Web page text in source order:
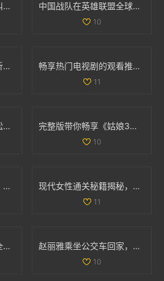
花荫露第十七回：感情纠葛与命运交错的奇妙旅程 中国战队在英雄联盟全球总决赛中的表现与名单分析
10
探索数字世界：深度解析35与дода的奇妙结合 畅享热门电视剧的观看推荐，77777免费观看尽在其中
11
快手点赞服务推广：轻松获取双重点赞的自助平台指南 完整版带你畅享《姑娘3》精彩剧情与国语配音全纪录
10
小女孩全系列在线观看，畅享高清精彩内容尽在掌握 现代女性通关秘籍揭秘，如何轻松完成文字找茬挑战
11
探索海棠的奇幻世界：全新游戏体验等你来揭晓 赵丽雅乘坐公交车回家，展现真实亲民的一面
10